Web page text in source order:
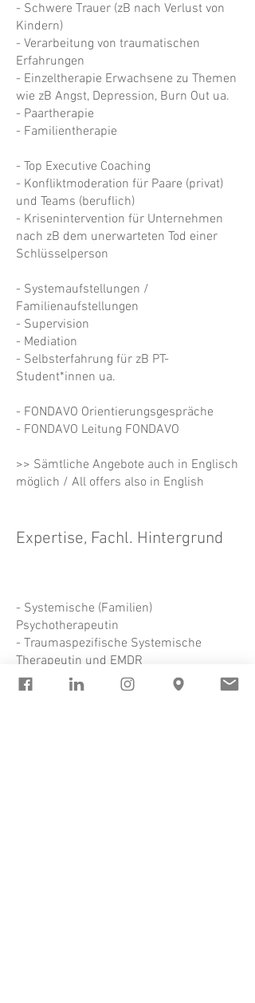
- Schwere Trauer (zB nach Verlust von
Kindern)
- Verarbeitung von traumatischen
Erfahrungen
- Einzeltherapie Erwachsene zu Themen
wie zB Angst, Depression, Burn Out ua.
- Paartherapie
- Familientherapie
- Top Executive Coaching
- Konfliktmoderation für Paare (privat)
und Teams (beruflich)
- Krisenintervention für Unternehmen
nach zB dem unerwarteten Tod einer
Schlüsselperson
- Systemaufstellungen /
Familienaufstellungen
- Supervision
- Mediation
- Selbsterfahrung für zB PT-
Student*innen ua.
- FONDAVO Orientierungsgespräche
- FONDAVO Leitung FONDAVO
>> Sämtliche Angebote auch in Englisch
möglich / All offers also in English
Expertise, Fachl. Hintergrund
- Systemische (Familien)
Psychotherapeutin
- Traumaspezifische Systemische
Therapeutin und EMDR
- Dialogische Begleitung von
Systemaufstellungen